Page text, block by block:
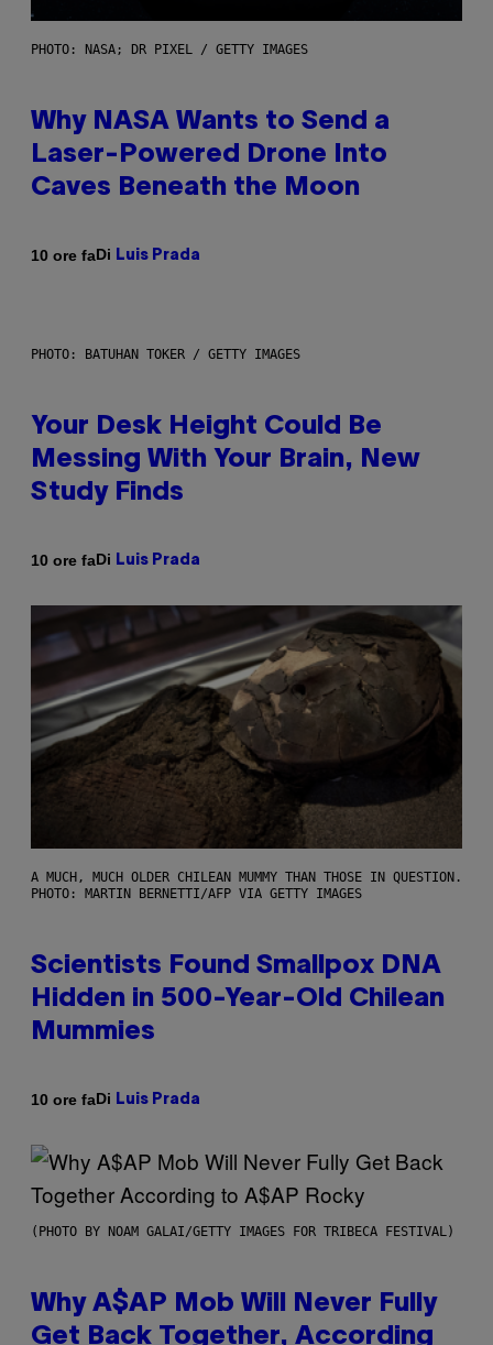
PHOTO: NASA; DR PIXEL / GETTY IMAGES
Why NASA Wants to Send a
Laser-Powered Drone Into
Caves Beneath the Moon
10 ore faDi Luis Prada
PHOTO: BATUHAN TOKER / GETTY IMAGES
Your Desk Height Could Be
Messing With Your Brain, New
Study Finds
10 ore faDi Luis Prada
A MUCH, MUCH OLDER CHILEAN MUMMY THAN THOSE IN QUESTION.
PHOTO: MARTIN BERNETTI/AFP VIA GETTY IMAGES
Scientists Found Smallpox DNA
Hidden in 500-Year-Old Chilean
Mummies
10 ore faDi Luis Prada
(PHOTO BY NOAM GALAI/GETTY IMAGES FOR TRIBECA FESTIVAL)
Why A$AP Mob Will Never Fully
Get Back Together, According